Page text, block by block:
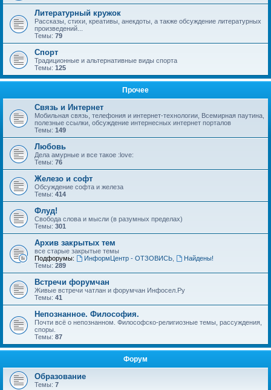
Литературный кружок
Рассказы, стихи, креативы, анекдоты, а также обсуждение литературных
произведений...
Темы: 79
Спорт
Традиционные и альтернативные виды спорта
Темы: 125
Прочее
Связь и Интернет
Мобильная связь, телефония и интернет-технологии, Всемирная паутина,
полезные ссылки, обсуждение интернесных интернет порталов
Темы: 149
Любовь
Дела амурные и все такое :love:
Темы: 76
Железо и софт
Обсуждение софта и железа
Темы: 414
Флуд!
Свобода слова и мысли (в разумных пределах)
Темы: 301
Архив закрытых тем
все старые закрытые темы
Подфорумы:
ИнформЦентр - ОТЗОВИСЬ,
Найдены!
Темы: 289
Встречи форумчан
Живые встречи чатлан и форумчан Инфосел.Ру
Темы: 41
Непознанное. Философия.
Почти всё о непознанном. Философско-религиозные темы, рассуждения,
споры.
Темы: 87
Форум
Образование
Темы: 7